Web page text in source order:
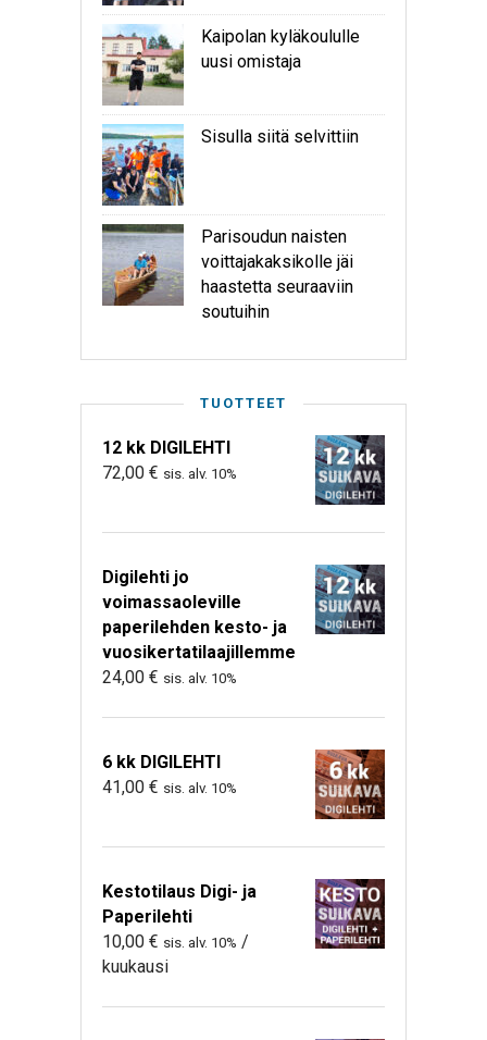
Kaipolan kyläkoululle
uusi omistaja
Sisulla siitä selvittiin
Parisoudun naisten
voittajakaksikolle jäi
haastetta seuraaviin
soutuihin
TUOTTEET
12 kk DIGILEHTI
72,00 € sis. alv. 10%
Digilehti jo
voimassaoleville
paperilehden kesto- ja
vuosikertatilaajillemme
24,00 € sis. alv. 10%
6 kk DIGILEHTI
41,00 € sis. alv. 10%
Kestotilaus Digi- ja
Paperilehti
10,00 € sis. alv. 10% /
kuukausi